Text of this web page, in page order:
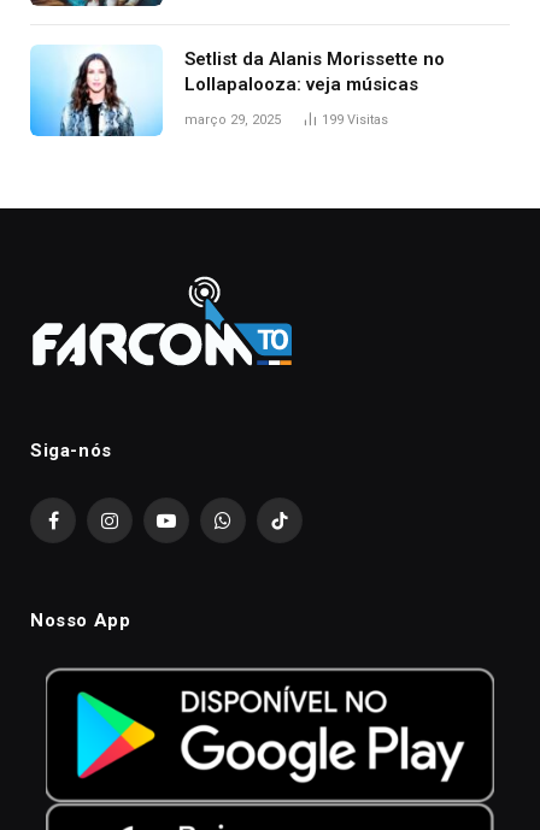
Setlist da Alanis Morissette no
Lollapalooza: veja músicas
março 29, 2025 199 Visitas
Siga-nós
FacebookInstagramYouTubeWhatsAppTikTok
Nosso App